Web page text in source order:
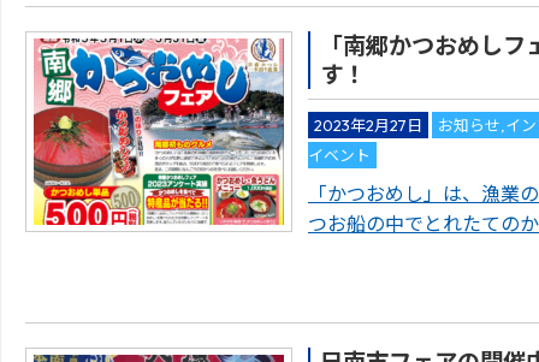
「南郷かつおめし
す！
2023年2月27日 お知らせ イ
イベント
「かつおめし」は、漁業
つお船の中でとれたての